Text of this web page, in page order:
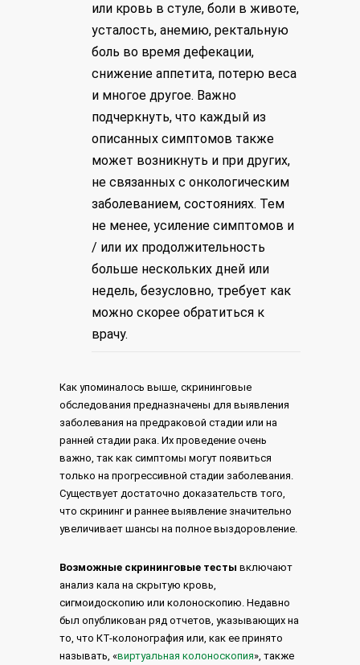
или кровь в стуле, боли в животе,
усталость, анемию, ректальную
боль во время дефекации,
снижение аппетита, потерю веса
и многое другое. Важно
подчеркнуть, что каждый из
описанных симптомов также
может возникнуть и при других,
не связанных с онкологическим
заболеванием, состояниях. Тем
не менее, усиление симптомов и
/ или их продолжительность
больше нескольких дней или
недель, безусловно, требует как
можно скорее обратиться к
врачу.
Как упоминалось выше, скрининговые
обследования предназначены для выявления
заболевания на предраковой стадии или на
ранней стадии рака. Их проведение очень
важно, так как симптомы могут появиться
только на прогрессивной стадии заболевания.
Существует достаточно доказательств того,
что скрининг и раннее выявление значительно
увеличивает шансы на полное выздоровление.
Возможные скрининговые тесты включают
анализ кала на скрытую кровь,
сигмоидоскопию или колоноскопию. Недавно
был опубликован ряд отчетов, указывающих на
то, что КТ-колонография или, как ее принято
называть, «виртуальная колоноскопия», также